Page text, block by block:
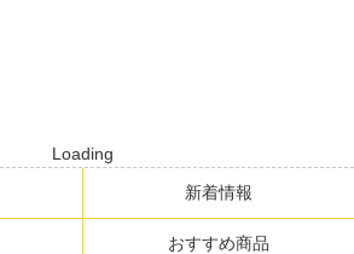
Loading
新着情報
おすすめ商品